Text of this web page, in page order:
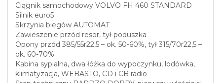
Ciągnik samochodowy VOLVO FH 460 STANDARD
Silnik euro5
Skrzynia biegów AUTOMAT
Zawieszenie przód resor, tył poduszka
Opony przód 385/55r22,5 – ok. 50-60%, tył 315/70r22,5 –
ok. 60-70%
Kabina sypialna, dwa łóżka do wypoczynku, lodówka,
klimatyzacja, WEBASTO, CD i CB radio